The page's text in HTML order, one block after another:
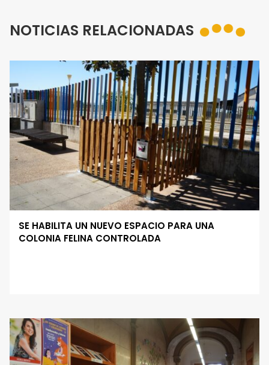
NOTICIAS RELACIONADAS
SE HABILITA UN NUEVO ESPACIO PARA UNA
COLONIA FELINA CONTROLADA